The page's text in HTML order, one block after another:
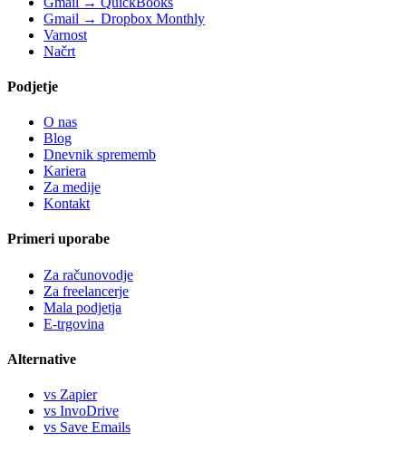
Gmail → Dropbox Monthly
Varnost
Načrt
Podjetje
O nas
Blog
Dnevnik sprememb
Kariera
Za medije
Kontakt
Primeri uporabe
Za računovodje
Za freelancerje
Mala podjetja
E-trgovina
Alternative
vs Zapier
vs InvoDrive
vs Save Emails